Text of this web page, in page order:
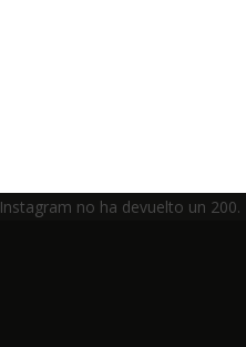
Instagram no ha devuelto un 200.